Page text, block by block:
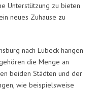
Unterstützung zu bieten
neues Zuhause zu
nach Lübeck hängen
die Menge an
beiden Städten und der
wie beispielsweise